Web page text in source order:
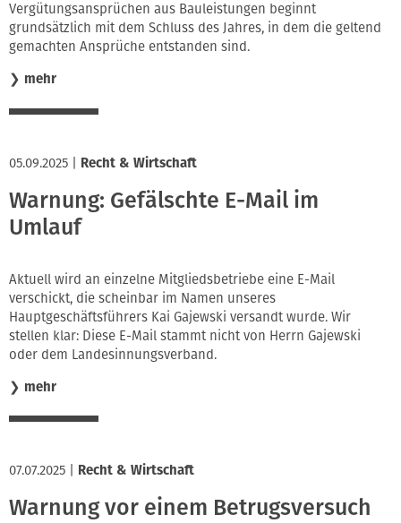
Vergütungsansprüchen aus Bauleistungen beginnt
grundsätzlich mit dem Schluss des Jahres, in dem die geltend
gemachten Ansprüche entstanden sind.
❯ mehr
05.09.2025 Recht & Wirtschaft
Warnung: Gefälschte E-Mail im
Umlauf
Aktuell wird an einzelne Mitgliedsbetriebe eine E-Mail
verschickt, die scheinbar im Namen unseres
Hauptgeschäftsführers Kai Gajewski versandt wurde. Wir
stellen klar: Diese E-Mail stammt nicht von Herrn Gajewski
oder dem Landesinnungsverband.
❯ mehr
07.07.2025 Recht & Wirtschaft
Warnung vor einem Betrugsversuch